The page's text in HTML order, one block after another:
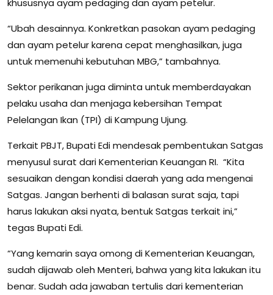
“Ubah desainnya. Konkretkan pasokan ayam pedaging
dan ayam petelur karena cepat menghasilkan, juga
untuk memenuhi kebutuhan MBG,” tambahnya.
Sektor perikanan juga diminta untuk memberdayakan
pelaku usaha dan menjaga kebersihan Tempat
Pelelangan Ikan (TPI) di Kampung Ujung.
Terkait PBJT, Bupati Edi mendesak pembentukan Satgas
menyusul surat dari Kementerian Keuangan RI. “Kita
sesuaikan dengan kondisi daerah yang ada mengenai
Satgas. Jangan berhenti di balasan surat saja, tapi
harus lakukan aksi nyata, bentuk Satgas terkait ini,”
tegas Bupati Edi.
“Yang kemarin saya omong di Kementerian Keuangan,
sudah dijawab oleh Menteri, bahwa yang kita lakukan itu
benar. Sudah ada jawaban tertulis dari kementerian